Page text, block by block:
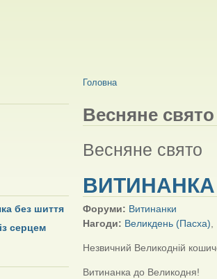
без шиття
серцем
ВИ Є ТУТ
Головна
Весняне свято
Весняне свято
Форуми: Витинанки
Нагоди: Великдень (Пасха)
Незвичний Великодній
Витинанка до Великодня!